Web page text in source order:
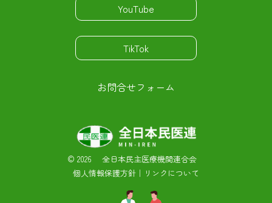
YouTube
TikTok
お問合せフォーム
© 2026 全日本民主医療機関連合会
個人情報保護方針 ｜ リンクについて